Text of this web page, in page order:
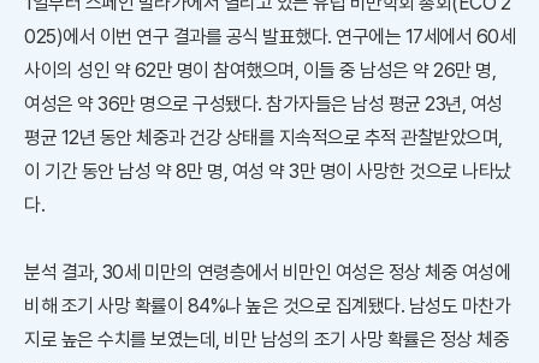
025)에서 이번 연구 결과를 공식 발표했다. 연구에는 17세에서 60세
사이의 성인 약 62만 명이 참여했으며, 이들 중 남성은 약 26만 명,
여성은 약 36만 명으로 구성됐다. 참가자들은 남성 평균 23년, 여성
평균 12년 동안 체중과 건강 상태를 지속적으로 추적 관찰받았으며,
이 기간 동안 남성 약 8만 명, 여성 약 3만 명이 사망한 것으로 나타났
다.
분석 결과, 30세 미만의 연령층에서 비만인 여성은 정상 체중 여성에
비해 조기 사망 확률이 84%나 높은 것으로 집계됐다. 남성도 마찬가
지로 높은 수치를 보였는데, 비만 남성의 조기 사망 확률은 정상 체중